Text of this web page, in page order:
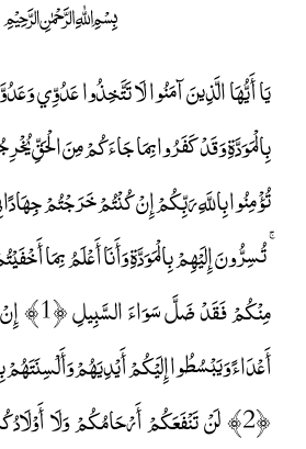
﷽
يَا أَيُّهَا الَّذِينَ آمَنُوا لَا تَتَّخِذُوا عَدُوِّي
بِالْمَوَدَّةِ وَقَدْ كَفَرُوا بِمَا جَاءَكُمْ مِنَ الْحَقِّ
تُؤْمِنُوا بِاللَّهِ رَبِّكُمْ إِنْ كُنْتُمْ خَرَجْتُمْ جِهَادًا
تُسِرُّونَ إِلَيْهِمْ بِالْمَوَدَّةِ وَأَنَا أَعْلَمُ بِمَا
مِنْكُمْ
أَعْدَاءً وَيَبْسُطُوا إِلَيْكُمْ أَيْدِيَهُمْ وَأَلْسِنَتَهُمْ
﴿2﴾ لَنْ تَنْفَعَكُمْ أَرْحَامُكُمْ وَلَا